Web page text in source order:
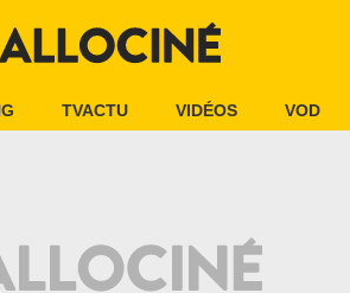
TVACTU VIDÉOS VOD